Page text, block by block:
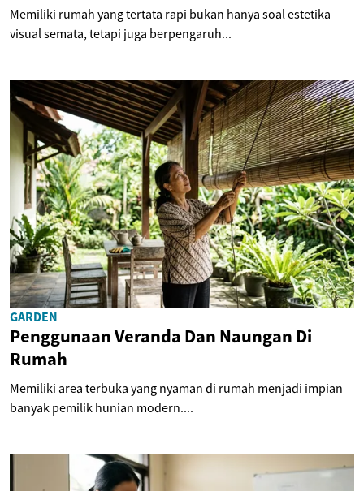
Memiliki rumah yang tertata rapi bukan hanya soal estetika
visual semata, tetapi juga berpengaruh...
GARDEN
Penggunaan Veranda Dan Naungan Di
Rumah
Memiliki area terbuka yang nyaman di rumah menjadi impian
banyak pemilik hunian modern....